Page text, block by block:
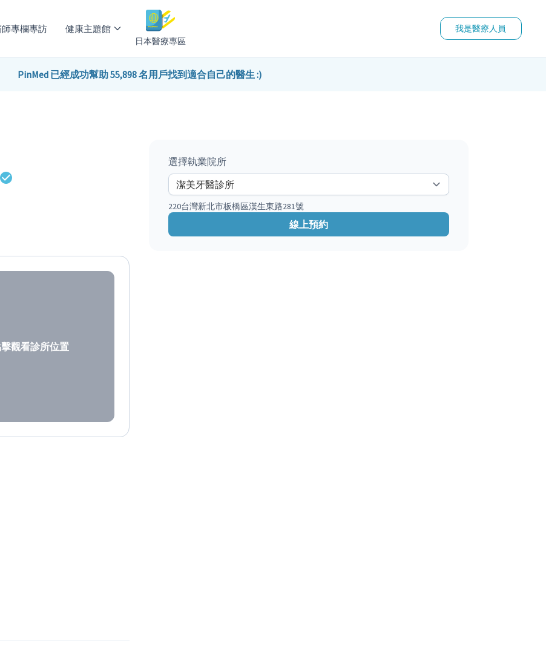
專欄專訪 健康主題館
日本醫療專區
我是醫療人員
PinMed 已經成功幫助 55,898 名用戶找到適合自己的醫生 :)
觀看診所位置
選擇執業院所
220台灣新北市板橋區漢生東路281號
線上預約